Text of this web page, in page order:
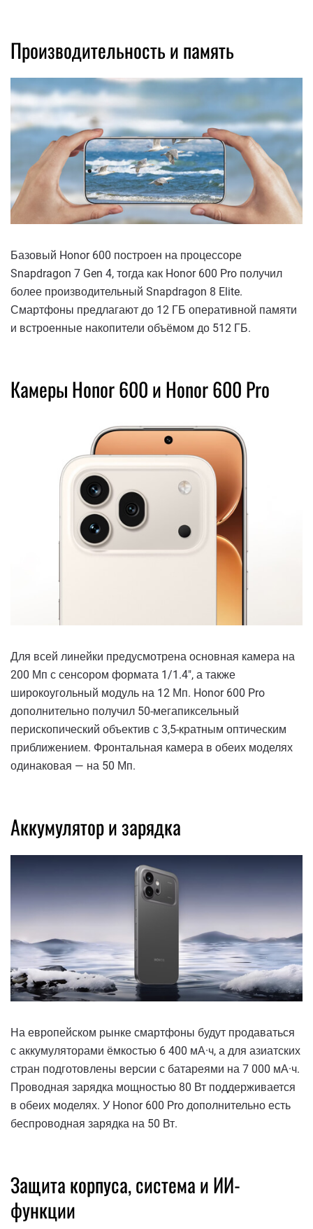
Производительность и память
Базовый Honor 600 построен на процессоре
Snapdragon 7 Gen 4, тогда как Honor 600 Pro получил
более производительный Snapdragon 8 Elite.
Смартфоны предлагают до 12 ГБ оперативной памяти
и встроенные накопители объёмом до 512 ГБ.
Камеры Honor 600 и Honor 600 Pro
Для всей линейки предусмотрена основная камера на
200 Мп с сенсором формата 1/1.4″, а также
широкоугольный модуль на 12 Мп. Honor 600 Pro
дополнительно получил 50-мегапиксельный
перископический объектив с 3,5-кратным оптическим
приближением. Фронтальная камера в обеих моделях
одинаковая — на 50 Мп.
Аккумулятор и зарядка
На европейском рынке смартфоны будут продаваться
с аккумуляторами ёмкостью 6 400 мА·ч, а для азиатских
стран подготовлены версии с батареями на 7 000 мА·ч.
Проводная зарядка мощностью 80 Вт поддерживается
в обеих моделях. У Honor 600 Pro дополнительно есть
беспроводная зарядка на 50 Вт.
Защита корпуса, система и ИИ-
функции